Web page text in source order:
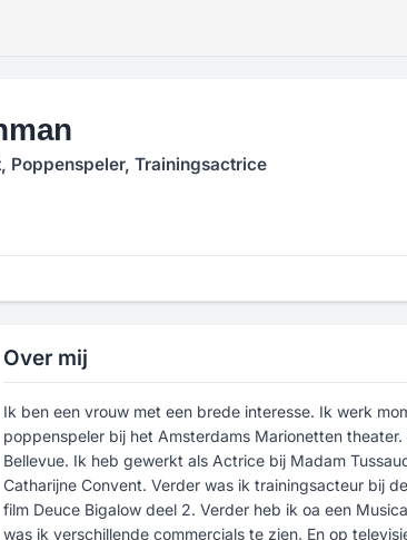
Poppenspeler, Trainingsactrice
Over mij
Ik ben een vrouw met een brede interesse. Ik werk
poppenspeler bij het Amsterdams Marionetten
Bellevue. Ik heb gewerkt als Actrice bij Madam
Catharijne Convent. Verder was ik trainingsacteur bij
film Deuce Bigalow deel 2. Verder heb ik oa een
was ik verschillende commercials te zien. En op